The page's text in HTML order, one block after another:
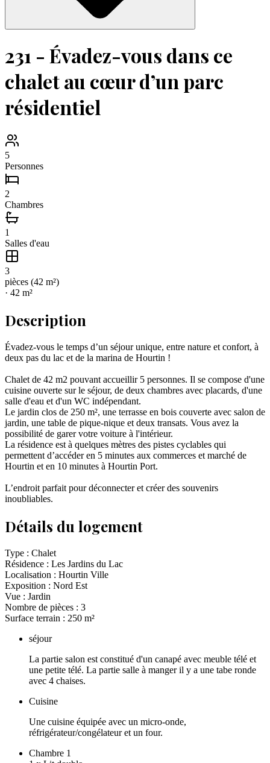
231 - Évadez-vous dans ce
chalet au cœur d’un parc
résidentiel
5
Personnes
2
Chambres
1
Salles d'eau
3
pièces (42 m²)
· 42 m²
Description
Évadez-vous le temps d’un séjour unique, entre nature et confort, à
deux pas du lac et de la marina de Hourtin !
Chalet de 42 m2 pouvant accueillir 5 personnes. Il se compose d'une
cuisine ouverte sur le séjour, de deux chambres avec placards, d'une
salle d'eau et d'un WC indépendant.
Le jardin clos de 250 m², une terrasse en bois couverte avec salon de
jardin, une table de pique-nique et deux transats. Vous avez la
possibilité de garer votre voiture à l'intérieur.
La résidence est à quelques mètres des pistes cyclables qui
permettent d’accéder en 5 minutes aux commerces et marché de
Hourtin et en 10 minutes à Hourtin Port.
L’endroit parfait pour déconnecter et créer des souvenirs
inoubliables.
Détails du logement
Type : Chalet
Résidence : Les Jardins du Lac
Localisation : Hourtin Ville
Exposition : Nord Est
Vue : Jardin
Nombre de pièces : 3
Surface terrain : 250 m²
séjour
La partie salon est constitué d'un canapé avec meuble télé et
une petite télé. La partie salle à manger il y a une tabe ronde
avec 4 chaises.
Cuisine
Une cuisine équipée avec un micro-onde,
réfrigérateur/congélateur et un four.
Chambre 1